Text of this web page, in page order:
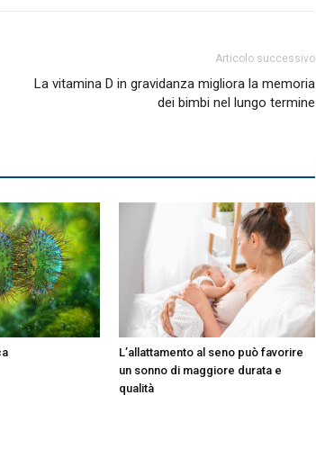
Articolo successivo
La vitamina D in gravidanza migliora la memoria
dei bimbi nel lungo termine
L’allattamento al seno può favorire
un sonno di maggiore durata e
qualità